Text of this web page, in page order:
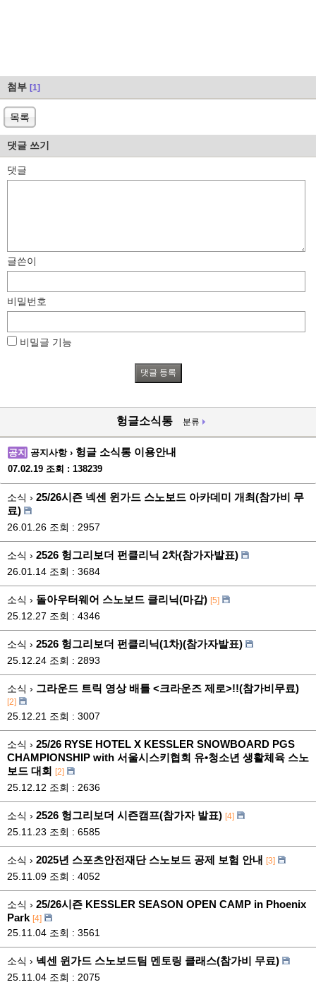
첨부 [1]
목록
댓글 쓰기
댓글
글쓴이
비밀번호
비밀글 기능
헝글소식통 분류
공지 공지사항 › 헝글 소식통 이용안내
07.02.19 조회 : 138239
소식 › 25/26시즌 넥센 윈가드 스노보드 아카데미 개최(참가비 무
료)
26.01.26 조회 : 2957
소식 › 2526 헝그리보더 펀클리닉 2차(참가자발표)
26.01.14 조회 : 3684
소식 › 돌아우터웨어 스노보드 클리닉(마감) [5]
25.12.27 조회 : 4346
소식 › 2526 헝그리보더 펀클리닉(1차)(참가자발표)
25.12.24 조회 : 2893
소식 › 그라운드 트릭 영상 배틀 <크라운즈 제로>!!(참가비무료)
[2]
25.12.21 조회 : 3007
소식 › 25/26 RYSE HOTEL X KESSLER SNOWBOARD PGS
CHAMPIONSHIP with 서울시스키협회 유•청소년 생활체육 스노
보드 대회 [2]
25.12.12 조회 : 2636
소식 › 2526 헝그리보더 시즌캠프(참가자 발표) [4]
25.11.23 조회 : 6585
소식 › 2025년 스포츠안전재단 스노보드 공제 보험 안내 [3]
25.11.09 조회 : 4052
소식 › 25/26시즌 KESSLER SEASON OPEN CAMP in Phoenix
Park [4]
25.11.04 조회 : 3561
소식 › 넥센 윈가드 스노보드팀 멘토링 클래스(참가비 무료)
25.11.04 조회 : 2075